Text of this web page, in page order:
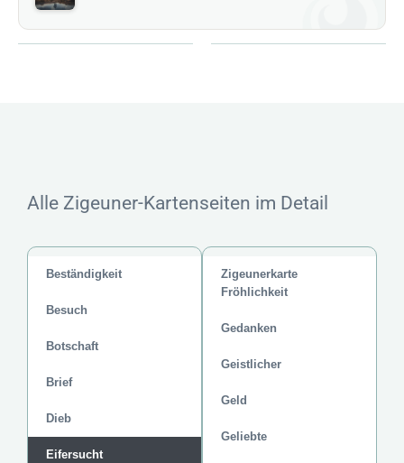
Alle Zigeuner-Kartenseiten im Detail
Beständigkeit
Besuch
Botschaft
Brief
Dieb
Eifersucht
Zigeunerkarte
Fröhlichkeit
Gedanken
Geistlicher
Geld
Geliebte